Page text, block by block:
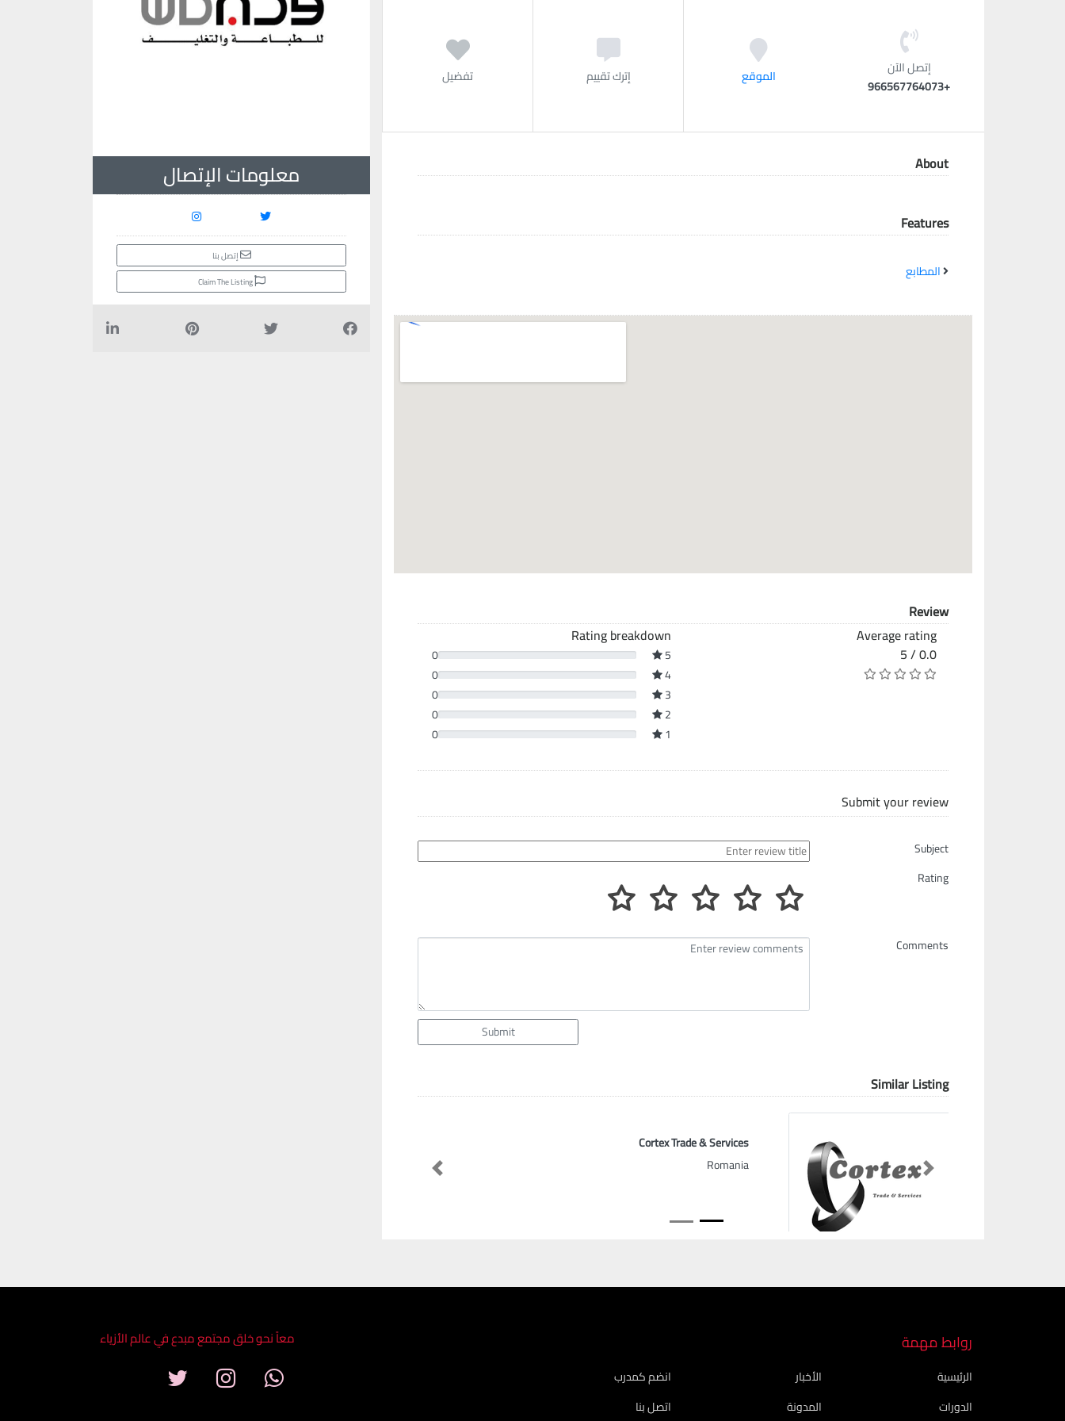
معاً نحو خلق مجتمع مبدع في عالم الأزياء
إتصل الآن
+966567764073
الموقع إترك تقييم تفضيل
About
Features
المطابع
Review
Average rating
0.0 / 5
Rating breakdown
5
0
4
0
3
0
2
0
1
0
Submit your review
Subject
Rating
Comments
Submit
Similar Listing
Cortex Trade & Services
Romania
Previous Next
معلومات الإتصال
إتصل بنا
Claim The Listing
روابط مهمة
الرئيسية
الدورات
الأخبار
المدونة
انضم كمدرب
اتصل بنا
معاً نحو خلق مجتمع مبدع في عالم الأزياء